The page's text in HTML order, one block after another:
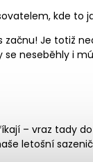
kde to
začnu! Je totiž
se neseběhly i
– vraz tady
letošní